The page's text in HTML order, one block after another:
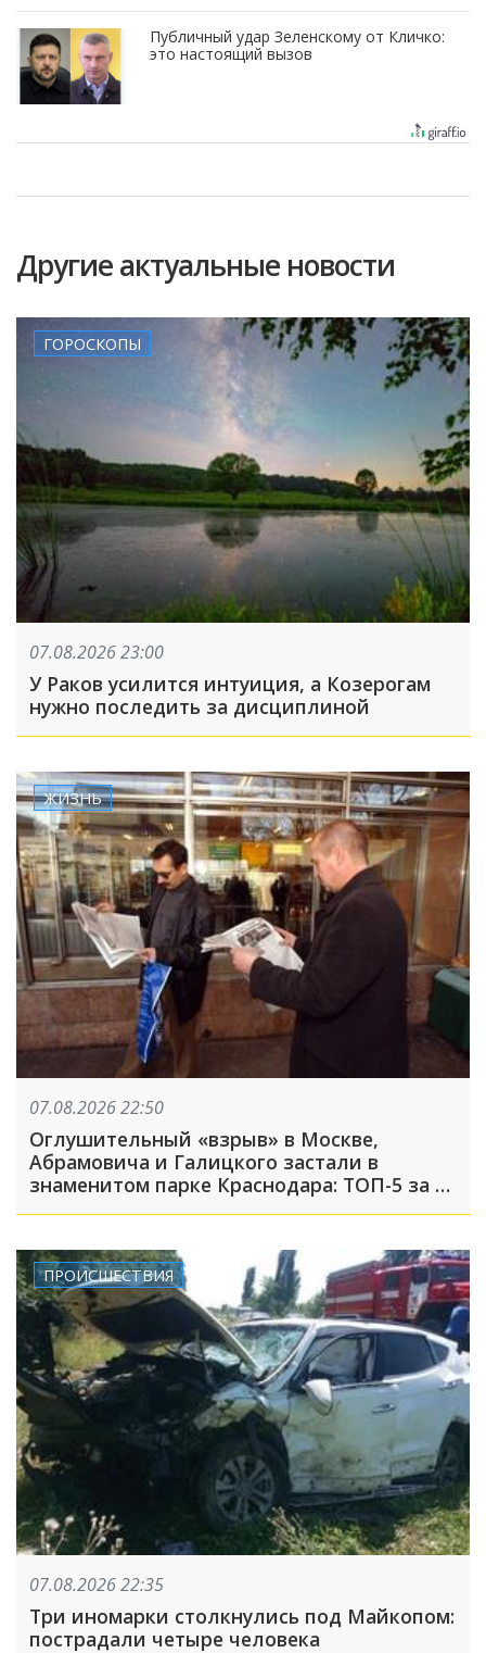
Публичный удар Зеленскому от Кличко:
это настоящий вызов
Другие актуальные новости
ГОРОСКОПЫ
07.08.2026 23:00
У Раков усилится интуиция, а Козерогам
нужно последить за дисциплиной
ЖИЗНЬ
07.08.2026 22:50
Оглушительный «взрыв» в Москве,
Абрамовича и Галицкого застали в
знаменитом парке Краснодара: ТОП-5 за 7
ПРОИСШЕСТВИЯ
07.08.2026 22:35
Три иномарки столкнулись под Майкопом:
пострадали четыре человека